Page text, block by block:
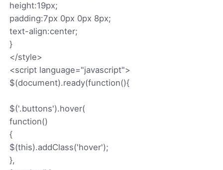
height:19px;
padding:7px 0px 0px 8px;
text-align:center;
}
</style>
<script language="javascript">
$(document).ready(function(){
$('.buttons').hover(
function()
{
$(this).addClass('hover');
},